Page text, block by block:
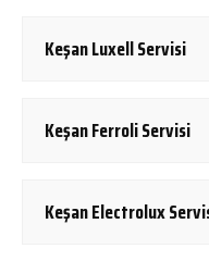
Keşan Luxell Servisi
Keşan Ferroli Servisi
Keşan Electrolux